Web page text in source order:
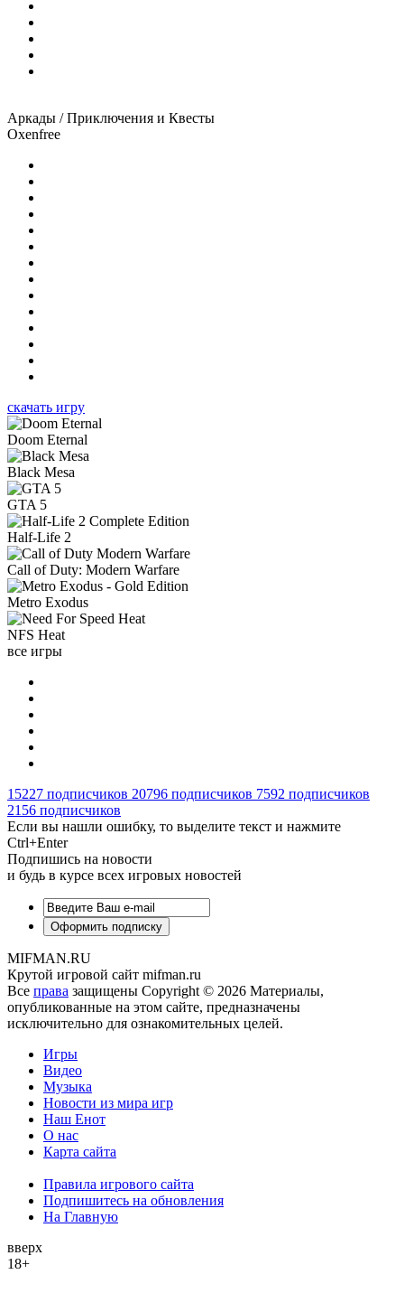
Аркады / Приключения и Квесты
Oxenfree
скачать игру
Doom Eternal
Black Mesa
GTA 5
Half-Life 2
Call of Duty: Modern Warfare
Metro Exodus
NFS Heat
все игры
15227 подписчиков 20796 подписчиков 7592 подписчиков
2156 подписчиков
Если вы нашли ошибку, то выделите текст и нажмите
Ctrl+Enter
Подпишись на новости
и будь в курсе всех игровых новостей
MIFMAN.RU
Крутой игровой сайт mifman.ru
Все права защищены Copyright © 2026 Материалы,
опубликованные на этом сайте, предназначены
исключительно для ознакомительных целей.
Игры
Видео
Музыка
Новости из мира игр
Наш Енот
О нас
Карта сайта
Правила игрового сайта
Подпишитесь на обновления
На Главную
вверх
18+